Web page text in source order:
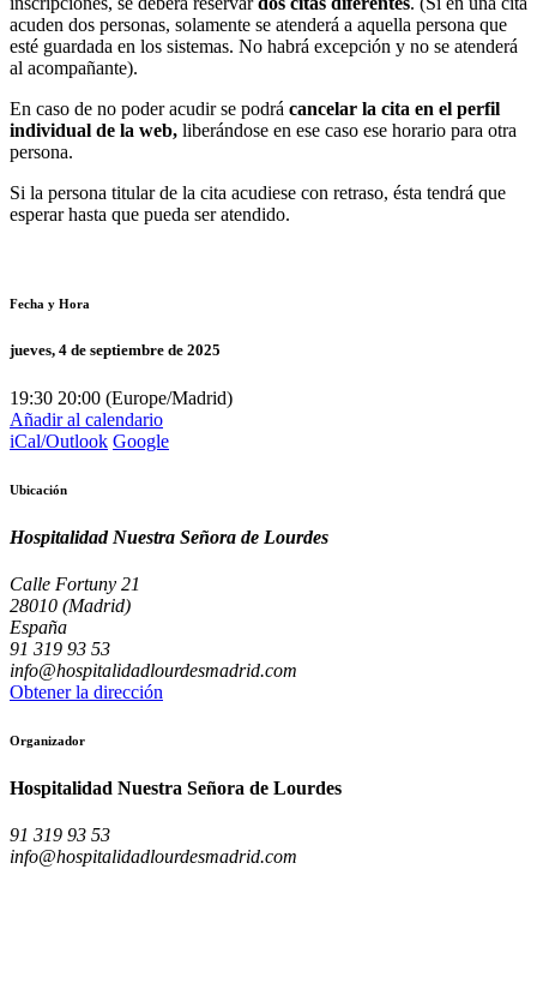
acuden dos personas, solamente se atenderá a aquella persona que
esté guardada en los sistemas. No habrá excepción y no se atenderá
al acompañante).
En caso de no poder acudir se podrá cancelar la cita en el perfil
individual de la web, liberándose en ese caso ese horario para otra
persona.
Si la persona titular de la cita acudiese con retraso, ésta tendrá que
esperar hasta que pueda ser atendido.
Fecha y Hora
jueves, 4 de septiembre de 2025
19:30 20:00 (Europe/Madrid)
Añadir al calendario
iCal/Outlook Google
Ubicación
Hospitalidad Nuestra Señora de Lourdes
Calle Fortuny 21
28010 (Madrid)
España
91 319 93 53
info@hospitalidadlourdesmadrid.com
Obtener la dirección
Organizador
Hospitalidad Nuestra Señora de Lourdes
91 319 93 53
info@hospitalidadlourdesmadrid.com